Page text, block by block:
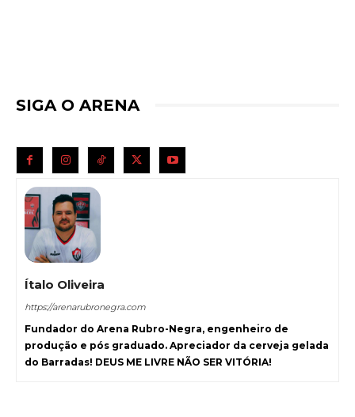
SIGA O ARENA
Ítalo Oliveira
https://arenarubronegra.com
Fundador do Arena Rubro-Negra, engenheiro de
produção e pós graduado. Apreciador da cerveja gelada
do Barradas! DEUS ME LIVRE NÃO SER VITÓRIA!